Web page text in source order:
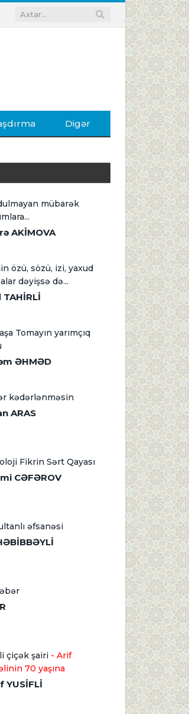
Digər
mübarək
AKİMOVA
özü, sözü, izi, yaxud
dəyişsə də...
Tomayın yarımçıq
ƏHMƏD
kədərlənməsin
ARAS
Fikrin Sərt Qayası
CƏFƏROV
əfsanəsi
çiçək şairi - Arif
70 yaşına
YUSİFLİ